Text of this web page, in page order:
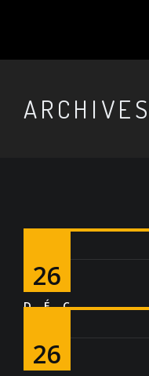
ARCHIVES
26
DÉC
26